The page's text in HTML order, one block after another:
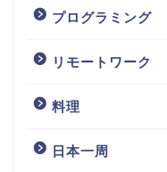
プログラミング
リモートワーク
料理
日本一周